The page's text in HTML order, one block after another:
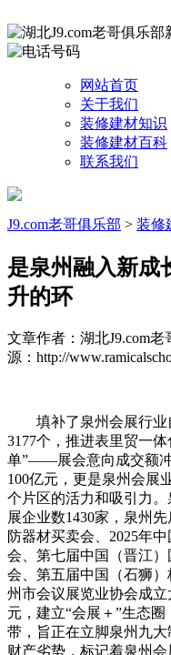
网站首页
关于我们
装修建材知识
装修建材百科
联系我们
J9.com老哥俱乐部 > 装修
是泉州融入新成
升的环
文章作者：湖北J9.com
源：http://
填补了泉州会展行业
3177个，推进表里贸一
单”——展会意向成交额
100亿元，更是泉州会展
个片区的活力和吸引力
展企业数1430家，泉州
防器材买卖会、2025年
会、第七届中国（晋江
会、第五届中国（石狮
州市会议展览业协会成
元，建立“会展＋”生态
带，旨正在立脚泉州九
财产劣势，标记着泉州